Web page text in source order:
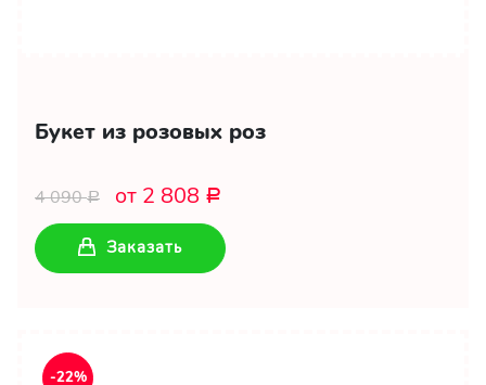
Букет из розовых роз
4 090Р от 2 808 Р
Заказать
-22%